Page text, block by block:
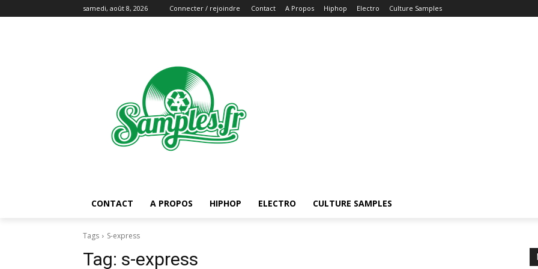
samedi, août 8, 2026 Connecter / rejoindre Contact A Propos Hiphop Electro Culture Samples
CONTACT A PROPOS HIPHOP ELECTRO CULTURE SAMPLES
Tags S-express
Tag: s-express